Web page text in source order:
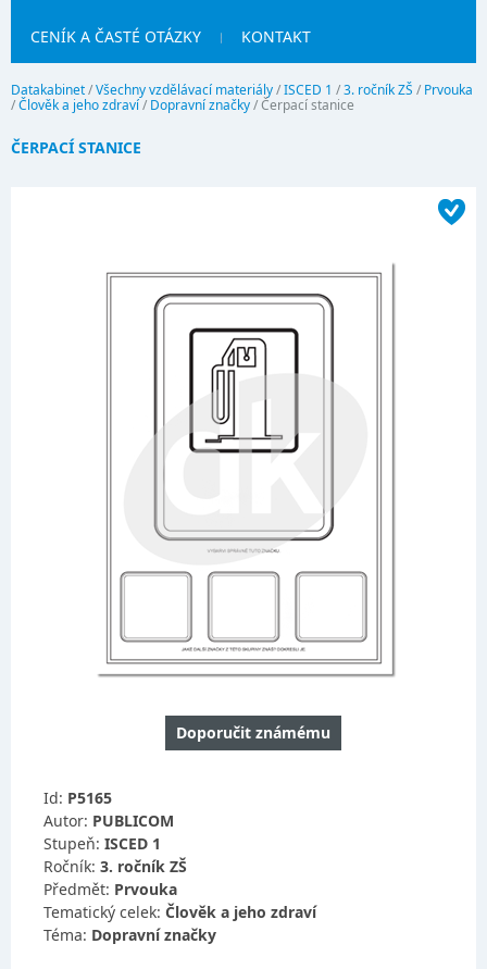
CENÍK A ČASTÉ OTÁZKY KONTAKT
Datakabinet/Všechny vzdělávací materiály/ISCED 1 /3. ročník ZŠ / Prvouka
/Člověk a jeho zdraví/ Dopravní značky/Čerpací stanice
ČERPACÍ STANICE
Doporučit známému
Id: P5165
Autor: PUBLICOM
Stupeň: ISCED 1
Ročník: 3. ročník ZŠ
Předmět: Prvouka
Tematický celek: Člověk a jeho zdraví
Téma: Dopravní značky